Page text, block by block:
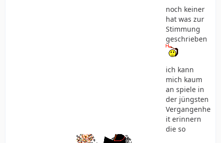
noch keiner
hat was zur
Stimmung
geschrieben
ich kann
mich kaum
an spiele in
der jüngsten
Vergangenhe
it erinnern
die so